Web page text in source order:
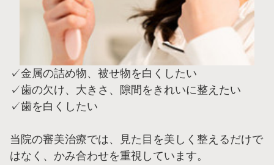
✓金属の詰め物、被せ物を白くしたい
✓歯の欠け、大きさ、隙間をきれいに整えたい
✓歯を白くしたい
当院の審美治療では、見た目を美しく整えるだけで
はなく、かみ合わせを重視しています。